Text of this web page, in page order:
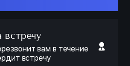
встречу
вам в течение
встречу